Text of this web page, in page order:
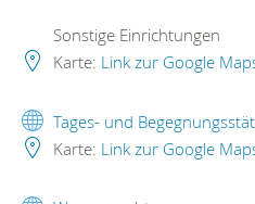
Sonstige Einrichtungen
Karte: Link zur Google
Tages- und
Karte: Link zur Google